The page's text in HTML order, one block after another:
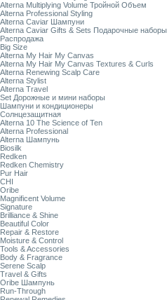
Alterna Multiplying Volume Тройной Объем
Alterna Professional Styling
Alterna Caviar Шампуни
Alterna Caviar Gifts & Sets Подарочные наборы
Распродажа
Big Size
Alterna My Hair My Canvas
Alterna My Hair My Canvas Textures & Curls
Alterna Renewing Scalp Care
Alterna Stylist
Alterna Travel
Set Дорожные и мини наборы
Шампуни и кондиционеры
Солнцезащитная
Alterna 10 The Science of Ten
Alterna Professional
Alterna Шампунь
Biosilk
Redken
Redken Chemistry
Pur Hair
CHI
Oribe
Magnificent Volume
Signature
Brilliance & Shine
Beautiful Color
Repair & Restore
Moisture & Control
Tools & Accessories
Body & Fragrance
Serene Scalp
Travel & Gifts
Oribe Шампунь
Run-Through